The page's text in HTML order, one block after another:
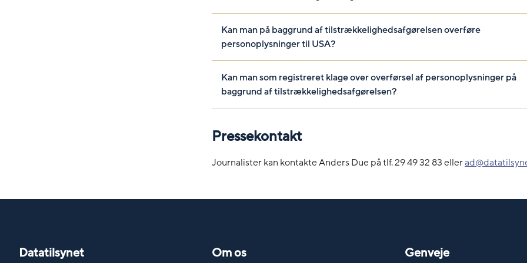
Kan man på baggrund af tilstrækkelighedsafgørelsen overføre
personoplysninger til USA?
Kan man som registreret klage over overførsel af personoplysninger på
baggrund af tilstrækkelighedsafgørelsen?
Pressekontakt
Journalister kan kontakte Anders Due på tlf. 29 49 32 83 eller
Datatilsynet Om os Genveje